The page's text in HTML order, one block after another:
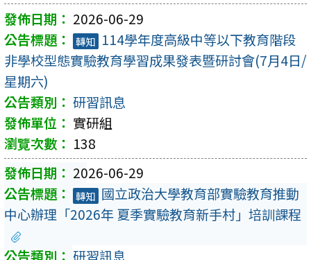
2026-06-29
轉知 114學年度高級中等以下教育階段
非學校型態實驗教育學習成果發表暨研討會(7月4日/
星期六)
研習訊息
實研組
138
2026-06-29
轉知 國立政治大學教育部實驗教育推動
中心辦理「2026年 夏季實驗教育新手村」培訓課程
研習訊息